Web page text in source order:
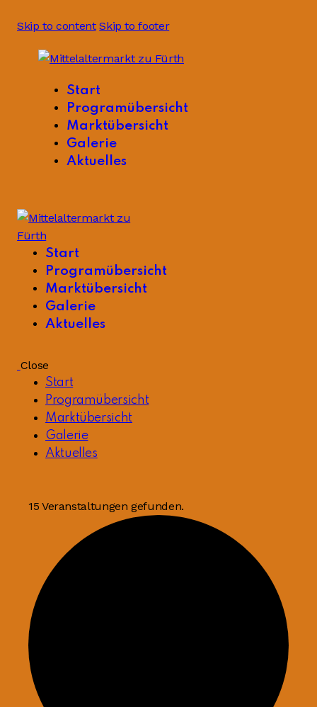
Skip to content Skip to footer
Start
Programübersicht
Marktübersicht
Galerie
Aktuelles
Start
Programübersicht
Marktübersicht
Galerie
Aktuelles
Close
Start
Programübersicht
Marktübersicht
Galerie
Aktuelles
15 Veranstaltungen gefunden.